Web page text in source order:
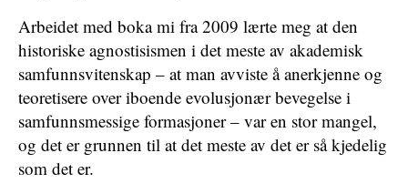
Arbeidet med boka mi fra 2009 lærte meg at den
historiske agnostisismen i det meste av akademisk
samfunnsvitenskap – at man avviste å anerkjenne og
teoretisere over iboende evolusjonær bevegelse i
samfunnsmessige formasjoner – var en stor mangel,
og det er grunnen til at det meste av det er så kjedelig
som det er.